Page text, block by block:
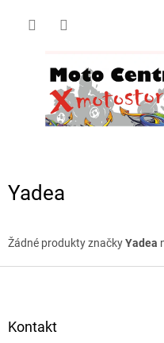
Yadea
Žádné produkty značkyYadea
Kontakt